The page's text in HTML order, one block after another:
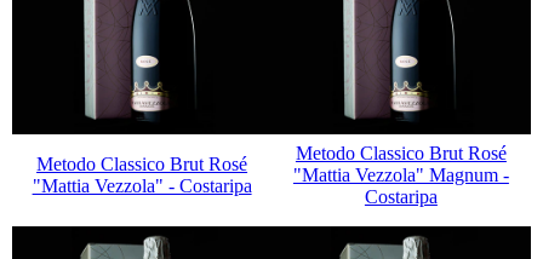
Metodo Classico Brut Rosé
"Mattia Vezzola" - Costaripa
Metodo Classico Brut Rosé
"Mattia Vezzola" Magnum -
Costaripa